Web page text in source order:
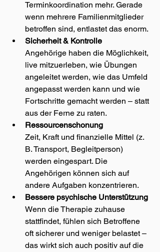
Terminkoordination mehr. Gerade
wenn mehrere Familienmitglieder
betroffen sind, entlastet das enorm.
Sicherheit & Kontrolle
Angehörige haben die Möglichkeit,
live mitzuerleben, wie Übungen
angeleitet werden, wie das Umfeld
angepasst werden kann und wie
Fortschritte gemacht werden – statt
aus der Ferne zu raten.
Ressourcenschonung
Zeit, Kraft und finanzielle Mittel (z.
B. Transport, Begleitperson)
werden eingespart. Die
Angehörigen können sich auf
andere Aufgaben konzentrieren.
Bessere psychische Unterstützung
Wenn die Therapie zuhause
stattfindet, fühlen sich Betroffene
oft sicherer und weniger belastet –
das wirkt sich auch positiv auf die